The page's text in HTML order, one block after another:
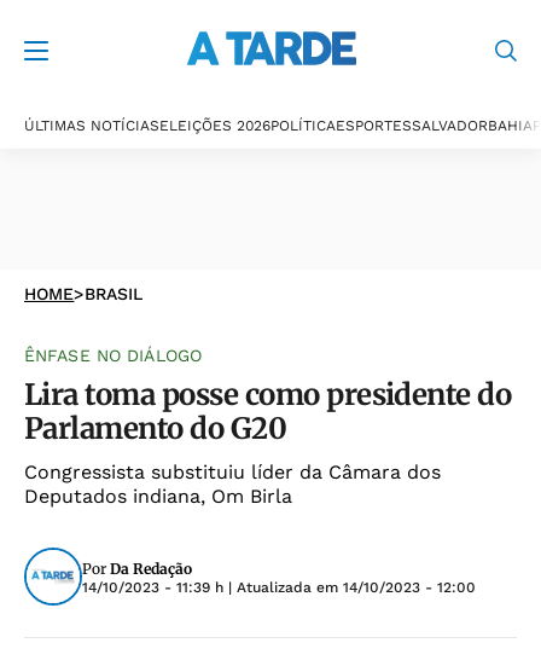
ÚLTIMAS NOTÍCIASELEIÇÕES 2026POLÍTICAESPORTESSALVADORBAHIA
HOME>BRASIL
ÊNFASE NO DIÁLOGO
Lira toma posse como presidente do
Parlamento do G20
Congressista substituiu líder da Câmara dos
Deputados indiana, Om Birla
Por Da Redação
14/10/2023 - 11:39 h | Atualizada em 14/10/2023 - 12:00